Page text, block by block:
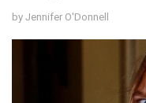
by Jennifer O'Donnell